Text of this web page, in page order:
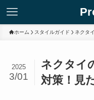
ホーム スタイルガイド ネクタイ
ネクタイ
対策！見
2025
3/01